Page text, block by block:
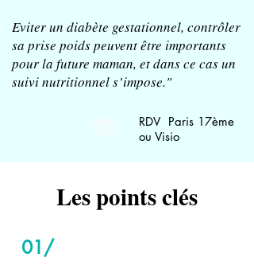
Eviter un diabète gestationnel, contrôler
sa prise poids peuvent être importants
pour la future maman, et dans ce cas un
suivi nutritionnel s’impose."
RDV Paris 17ème
ou Visio
Les points clés
01/